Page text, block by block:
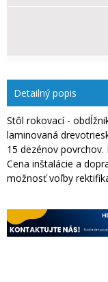
Detailný popis
Stôl rokovací -
laminovaná
15 dezénov povrchov.
Cena inštalácie a
možnosť voľby